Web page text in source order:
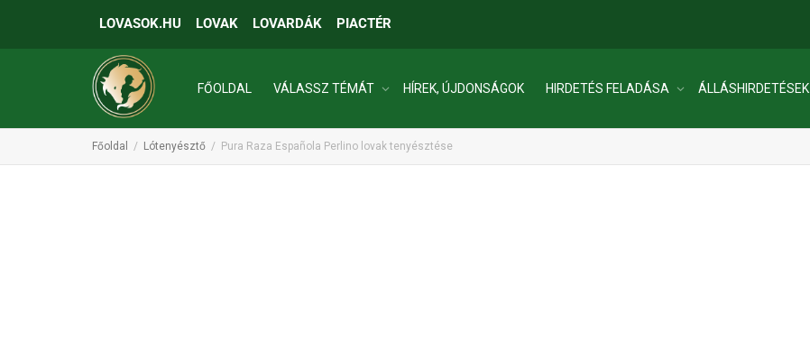
LOVASOK.HU LOVAK LOVARDÁK PIACTÉR
FŐOLDAL VÁLASSZ TÉMÁT HÍREK, ÚJDONSÁGOK HIRDETÉS FELADÁSA ÁLLÁSHIRDETÉSEK
INGATLANOK
Főoldal Lótenyésztő Pura Raza Española Perlino lovak tenyésztése